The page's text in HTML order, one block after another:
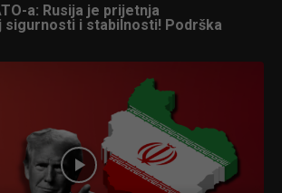
a: Rusija je prijetnja
i stabilnosti! Podrška